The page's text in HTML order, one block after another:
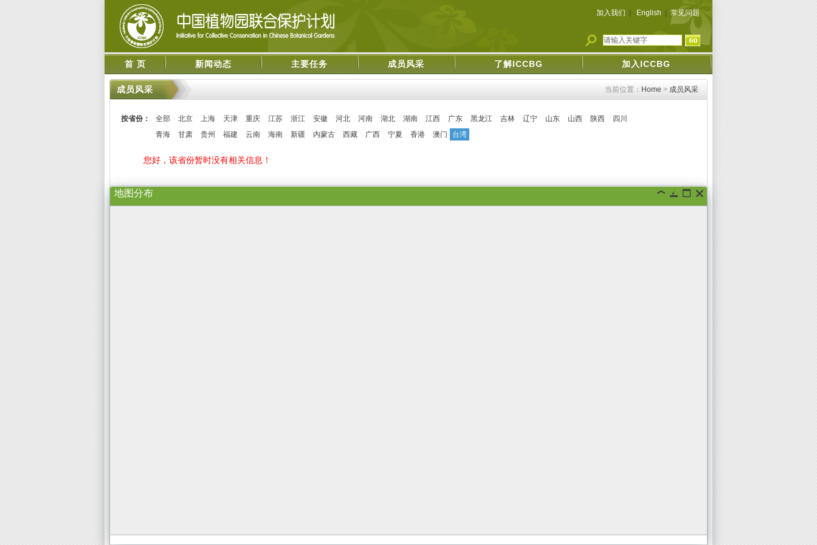
加入我们 English 常见问题
首 页 新闻动态 主要任务 成员风采 了解ICCBG 加入ICCBG
成员风采 当前位置： Home > 成员风采
按省份： 全部 北京 上海 天津 重庆 江苏 浙江 安徽 河北 河南 湖北 湖南 江西 广东 黑龙江 吉林 辽宁 山东 山西 陕西
四川
青海
甘肃 贵州 福建 云南 海南 新疆 内蒙古 西藏 广西 宁夏 香港 澳门 台湾
您好，该省份暂时没有相关信息！
地图分布